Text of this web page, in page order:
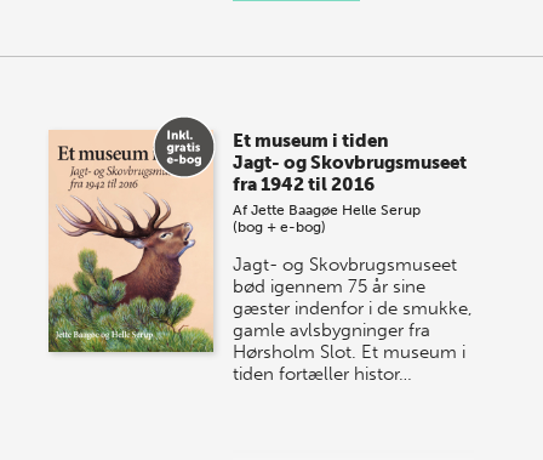
Et museum i tiden
Jagt- og Skovbrugsmuseet
fra 1942 til 2016
AfJette Baagøe Helle Serup
(bog + e-bog)
Jagt- og Skovbrugsmuseet
bød igennem 75 år sine
gæster indenfor i de smukke,
gamle avlsbygninger fra
Hørsholm Slot. Et museum i
tiden fortæller histor…